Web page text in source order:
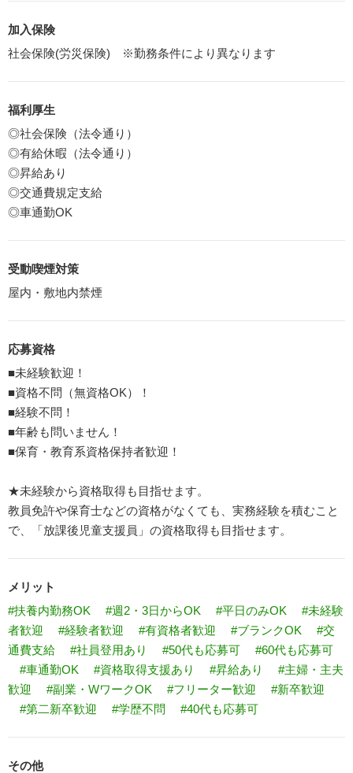
加入保険
社会保険(労災保険) ※勤務条件により異なります
福利厚生
◎社会保険（法令通り）
◎有給休暇（法令通り）
◎昇給あり
◎交通費規定支給
◎車通勤OK
受動喫煙対策
屋内・敷地内禁煙
応募資格
■未経験歓迎！
■資格不問（無資格OK）！
■経験不問！
■年齢も問いません！
■保育・教育系資格保持者歓迎！
★未経験から資格取得も目指せます。
教員免許や保育士などの資格がなくても、実務経験を積むこと
で、「放課後児童支援員」の資格取得も目指せます。
メリット
#扶養内勤務OK
#週2・3日からOK #平日のみOK
#未経験
者歓迎
#経験者歓迎 #有資格者歓迎 #ブランクOK
#交
通費支給
#社員登用あり #50代も応募可
#60代も応募可
#車通勤OK
#資格取得支援あり #昇給あり
#主婦・主夫
歓迎
#副業・WワークOK #フリーター歓迎
#新卒歓迎
#第二新卒歓迎
#学歴不問 #40代も応募可
その他